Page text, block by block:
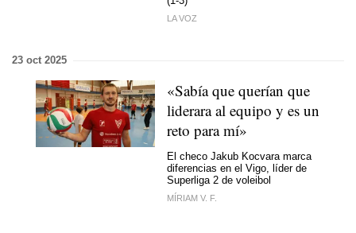
LA VOZ
23 oct 2025
«Sabía que querían que
liderara al equipo y es un
reto para mí»
El checo Jakub Kocvara marca
diferencias en el Vigo, líder de
Superliga 2 de voleibol
MÍRIAM V. F.